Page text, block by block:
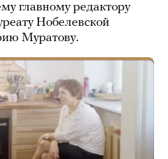
главному редактору
Нобелевской
Муратову.